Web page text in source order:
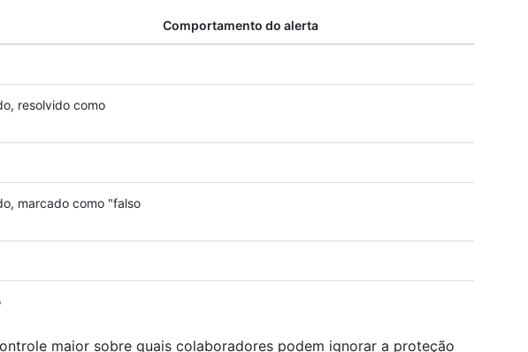
Comportamento do alerta
resolvido como
marcado como "falso
maior sobre quais colaboradores podem ignorar a proteção